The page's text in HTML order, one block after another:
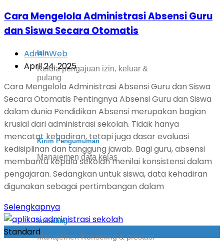
Izin
Kelola pengajuan izin, keluar &
pulang
Kirim Pengumuman
Manajemen data kelas
konseling
Manajemen Konseling & prestasi
Cara Mengelola Administrasi Absensi Guru
dan Siswa Secara Otomatis
AdminWeb
April 24, 2025
Cara Mengelola Administrasi Absensi Guru dan Siswa
Secara Otomatis Pentingnya Absensi Guru dan Siswa
dalam dunia Pendidikan Absensi merupakan bagian
krusial dari administrasi sekolah. Tidak hanya
mencatat kehadiran, tetapi juga dasar evaluasi
kedisiplinan dan tanggung jawab. Bagi guru, absensi
membantu kepala sekolah menilai konsistensi dalam
pengajaran. Sedangkan untuk siswa, data kehadiran
digunakan sebagai pertimbangan dalam
Selengkapnya
Standard